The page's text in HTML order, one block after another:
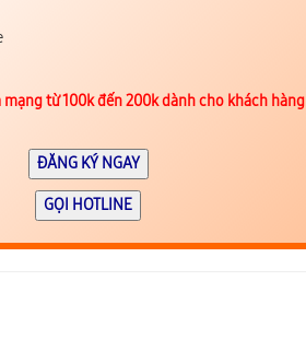
mạng từ 100k đến 200k dành cho khách hàng
ĐĂNG KÝ NGAY
GỌI HOTLINE